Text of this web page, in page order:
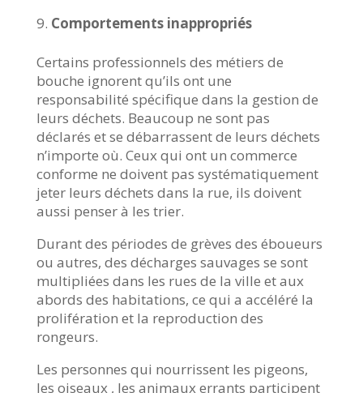
Comportements inappropriés
Certains professionnels des métiers de
bouche ignorent qu’ils ont une
responsabilité spécifique dans la gestion de
leurs déchets. Beaucoup ne sont pas
déclarés et se débarrassent de leurs déchets
n’importe où. Ceux qui ont un commerce
conforme ne doivent pas systématiquement
jeter leurs déchets dans la rue, ils doivent
aussi penser à les trier.
Durant des périodes de grèves des éboueurs
ou autres, des décharges sauvages se sont
multipliées dans les rues de la ville et aux
abords des habitations, ce qui a accéléré la
prolifération et la reproduction des
rongeurs.
Les personnes qui nourrissent les pigeons,
les oiseaux , les animaux errants participent